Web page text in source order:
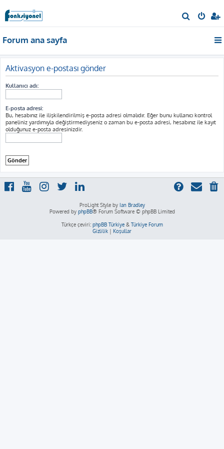
r
Forum ana sayfa
Aktivasyon e-postası gönder
Kullanıcı adı:
E-posta adresi:
Bu, hesabınız ile ilişkilendirilmiş e-posta adresi olmalıdır. Eğer bunu kullanıcı kontrol
paneliniz yardımıyla değiştirmediyseniz o zaman bu e-posta adresi, hesabınız ile kayıt
olduğunuz e-posta adresinizdir.
ProLight Style by Ian Bradley
Powered by phpBB® Forum Software © phpBB Limited
Türkçe çeviri: phpBB Türkiye& Türkiye Forum
Gizlilik | Koşullar